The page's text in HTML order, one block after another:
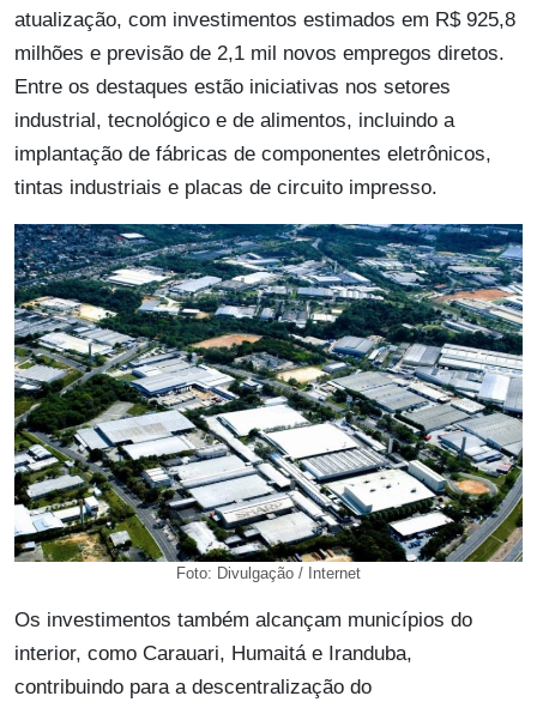
atualização, com investimentos estimados em R$ 925,8
milhões e previsão de 2,1 mil novos empregos diretos.
Entre os destaques estão iniciativas nos setores
industrial, tecnológico e de alimentos, incluindo a
implantação de fábricas de componentes eletrônicos,
tintas industriais e placas de circuito impresso.
Foto: Divulgação / Internet
Os investimentos também alcançam municípios do
interior, como Carauari, Humaitá e Iranduba,
contribuindo para a descentralização do